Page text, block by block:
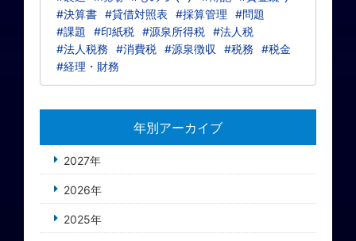
#決算書 #貸借対照表 #採算管理
#問題
#課題
#印紙税 #源泉所得税 #法人税
#法人税務
#消費税 #源泉徴収 #税務
#税金
#経理・財務
年別アーカイブ
2027年
2026年
2025年